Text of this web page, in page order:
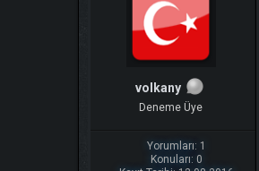
volkany
Deneme Üye
Yorumları: 1
Konuları: 0